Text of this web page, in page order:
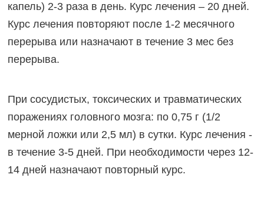
капель) 2-3 раза в день. Курс лечения – 20 дней.
Курс лечения повторяют после 1-2 месячного
перерыва или назначают в течение 3 мес без
перерыва.
При сосудистых, токсических и травматических
поражениях головного мозга: по 0,75 г (1/2
мерной ложки или 2,5 мл) в сутки. Курс лечения -
в течение 3-5 дней. При необходимости через 12-
14 дней назначают повторный курс.